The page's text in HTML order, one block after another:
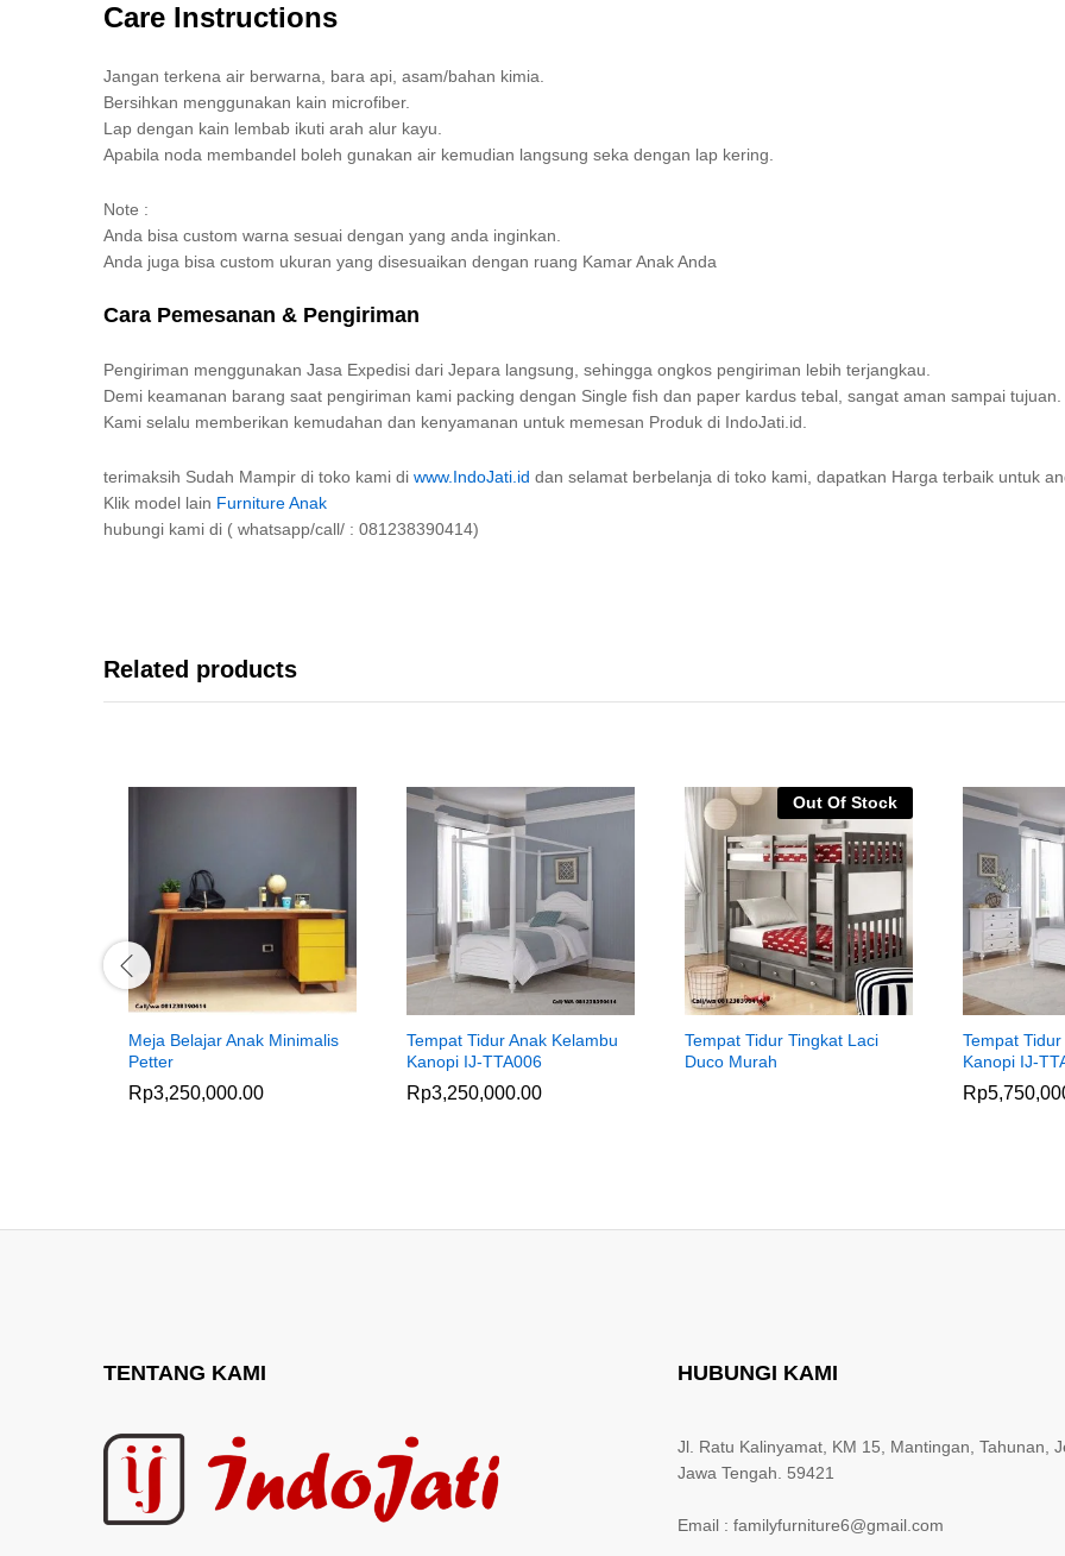
Care Instructions
Jangan terkena air berwarna, bara api, asam/bahan kimia.
Bersihkan menggunakan kain microfiber.
Lap dengan kain lembab ikuti arah alur kayu.
Apabila noda membandel boleh gunakan air kemudian langsung seka dengan lap kering.
Note :
Anda bisa custom warna sesuai dengan yang anda inginkan.
Anda juga bisa custom ukuran yang disesuaikan dengan ruang Kamar Anak Anda
Cara Pemesanan & Pengiriman
Pengiriman menggunakan Jasa Expedisi dari Jepara langsung, sehingga ongkos pengiriman lebih terjangkau.
Demi keamanan barang saat pengiriman kami packing dengan Single fish dan paper kardus tebal, sangat aman sampai tujuan.
Kami selalu memberikan kemudahan dan kenyamanan untuk memesan Produk di IndoJati.id.
terimaksih Sudah Mampir di toko kami di www.IndoJati.id dan selamat berbelanja di toko kami, dapatkan Harga terbaik untuk
Klik model lain Furniture Anak
hubungi kami di ( whatsapp/call/ : 081238390414)
Related products
Meja Belajar Anak Minimalis
Petter
Rp3,250,000.00
Tempat Tidur Anak Kelambu
Kanopi IJ-TTA006
Rp3,250,000.00
Out Of Stock
Tempat Tidur Tingkat Laci
Duco Murah
Tempat
Kanopi IJ-
Rp
TENTANG KAMI HUBUNGI KAMI
Jl. Ratu Kalinyamat, KM 15, Mantingan, Tahunan,
Jawa Tengah. 59421
Email : familyfurniture6@gmail.com